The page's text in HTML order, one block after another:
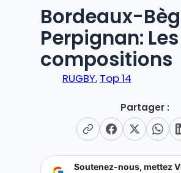
Bordeaux-
Perpignan: Les
compositions
RUGBY, Top 14
Partager :
Soutenez-nous, mettez